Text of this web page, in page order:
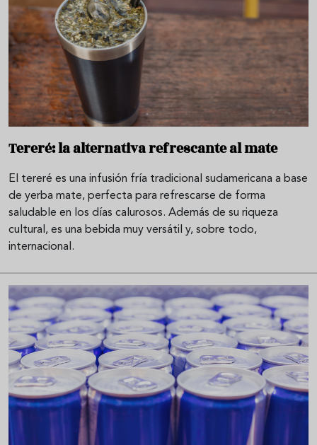
Tereré: la alternativa refrescante al mate
El tereré es una infusión fría tradicional sudamericana a base
de yerba mate, perfecta para refrescarse de forma
saludable en los días calurosos. Además de su riqueza
cultural, es una bebida muy versátil y, sobre todo,
internacional.